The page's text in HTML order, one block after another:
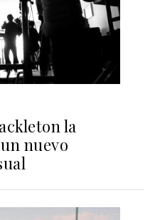
la
nuevo